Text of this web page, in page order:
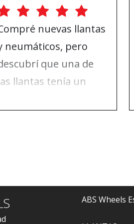
nuevas llantas
neumáticos, pero
que una de
llantas tenía un
ABS Wheels